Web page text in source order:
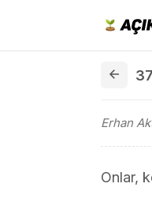
Erhan
Onlar,